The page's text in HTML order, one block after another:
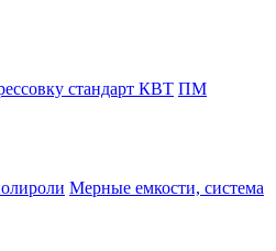
стандарт КВТ ПМ
Мерные емкости, система